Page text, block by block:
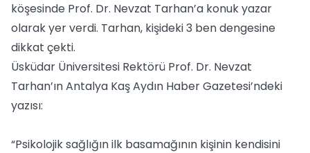
köşesinde Prof. Dr. Nevzat Tarhan’a konuk yazar
olarak yer verdi. Tarhan, kişideki 3 ben dengesine
dikkat çekti.
Üsküdar Üniversitesi Rektörü Prof. Dr. Nevzat
Tarhan’ın Antalya Kaş Aydın Haber Gazetesi’ndeki
yazısı:
“Psikolojik sağlığın ilk basamağının kişinin kendisini